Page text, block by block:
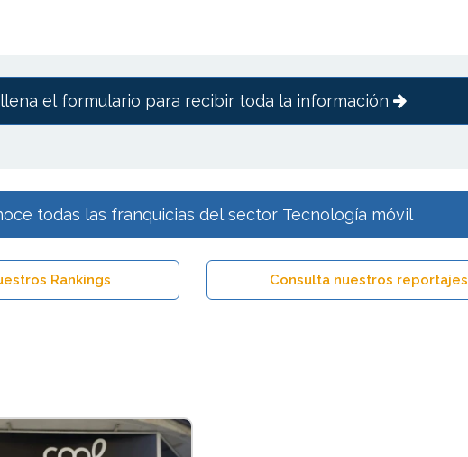
el formulario para recibir toda la información
todas las franquicias del sector Tecnología móvil
Rankings Consulta nuestros reportajes